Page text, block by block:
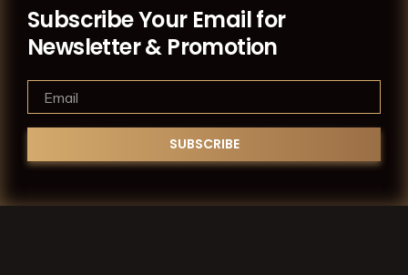
Subscribe Your Email for
Newsletter & Promotion